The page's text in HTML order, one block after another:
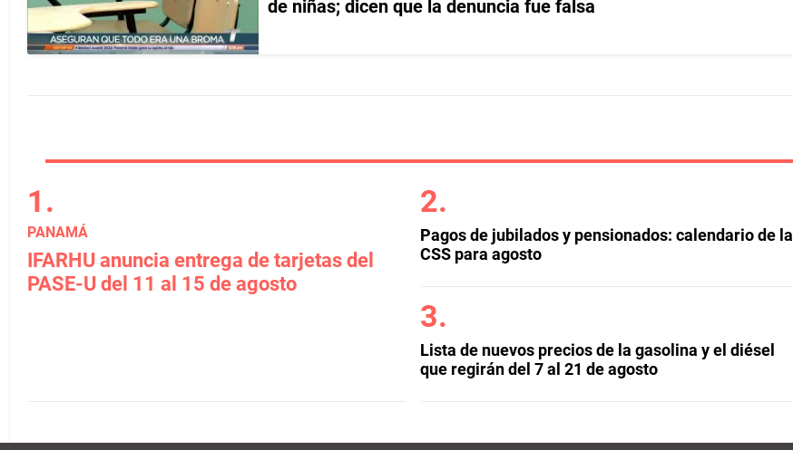
de niñas; dicen que la denuncia fue falsa
PANAMÁ
IFARHU anuncia entrega de tarjetas del
PASE-U del 11 al 15 de agosto
Pagos de jubilados y pensionados: calendario de la
CSS para agosto
Lista de nuevos precios de la gasolina y el diésel
que regirán del 7 al 21 de agosto